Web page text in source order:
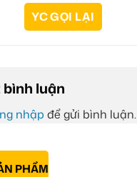
luận
nhập để gửi bình luận.
PHẨM